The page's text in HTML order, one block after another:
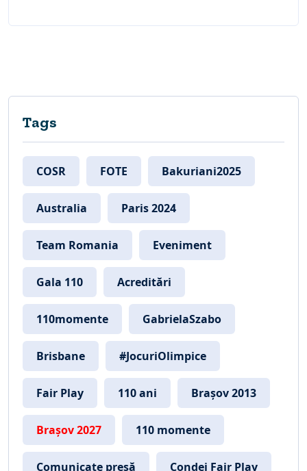
Tags
COSR FOTE Bakuriani2025
Australia Paris 2024
Team Romania Eveniment
Gala 110 Acreditări
110momente GabrielaSzabo
Brisbane #JocuriOlimpice
Fair Play 110 ani Brașov 2013
Brașov 2027 110 momente
Comunicate presă Condei Fair Play